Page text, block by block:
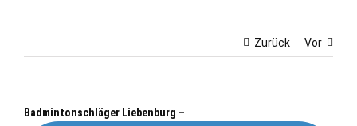
Zurück Vor
Badmintonschläger Liebenburg –